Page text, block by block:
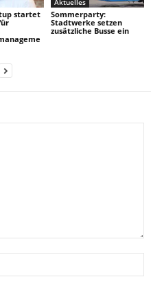
startet
Sommerparty:
Stadtwerke setzen
zusätzliche Busse ein